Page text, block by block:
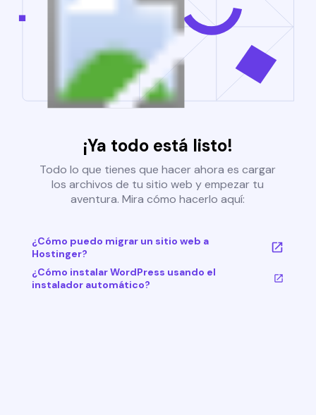
¡Ya todo está listo!
Todo lo que tienes que hacer ahora es cargar
los archivos de tu sitio web y empezar tu
aventura. Mira cómo hacerlo aquí:
¿Cómo puedo migrar un sitio web a
Hostinger?
¿Cómo instalar WordPress usando el
instalador automático?